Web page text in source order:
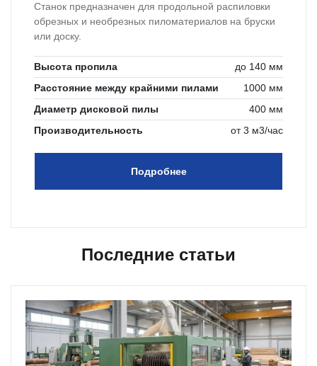
Станок предназначен для продольной распиловки
обрезных и необрезных пиломатериалов на бруски
или доску.
Высота пропила
до 140 мм
Расстояние между крайними пилами
1000 мм
Диаметр дисковой пилы
400 мм
Производительность
от 3 м3/час
Подробнее
Последние статьи